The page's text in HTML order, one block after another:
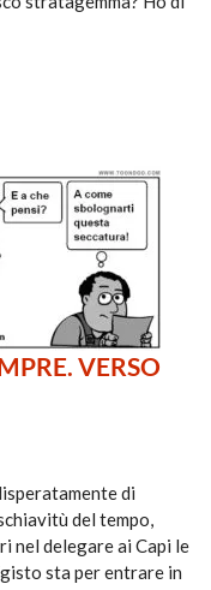
VERSO
di
del tempo,
nel delegare ai Capi le
sta per entrare in